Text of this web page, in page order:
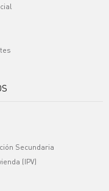
Secundaria
(IPV)